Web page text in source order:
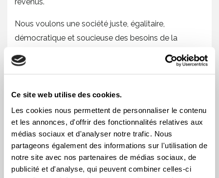
Ce site web utilise des cookies.
Les cookies nous permettent de personnaliser le contenu
et les annonces, d'offrir des fonctionnalités relatives aux
médias sociaux et d'analyser notre trafic. Nous
partageons également des informations sur l'utilisation de
notre site avec nos partenaires de médias sociaux, de
publicité et d'analyse, qui peuvent combiner celles-ci
Nous voulons une société juste, égalitaire,
démocratique et soucieuse des besoins de la
Oui, nous avons les moyens!
Signataires
Alliance du personnel professionnel et technique de
la santé et des services sociaux (APTS)
Alternatives